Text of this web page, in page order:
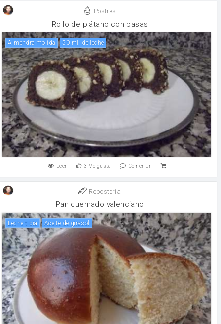
Postres
Rollo de plátano con pasas
Almendra molida 50 ml. de leche
Leer 3 Me gusta Comentar
Reposteria
Pan quemado valenciano
Leche tibia aceite de girasol